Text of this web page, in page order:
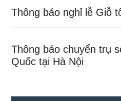
Thông báo nghỉ lễ Giỗ
Thông báo chuyển trụ
Quốc tại Hà Nội